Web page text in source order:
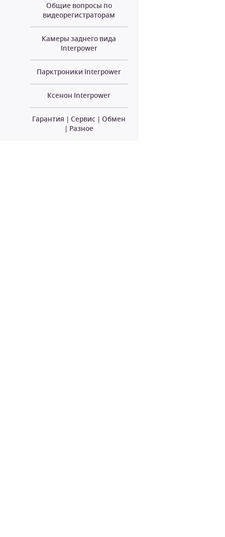
Общие вопросы по
видеорегистраторам
Камеры заднего вида
Interpower
Парктроники Interpower
Ксенон Interpower
Гарантия | Сервис | Обмен
| Разное